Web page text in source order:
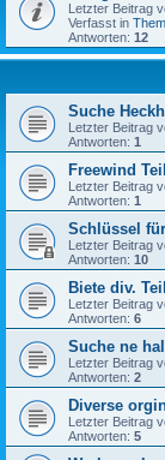
Letzter Beitrag
Verfasst in
Antworten: 12
Suche
Letzter Beitrag
Antworten: 1
Freewind
Letzter Beitrag
Antworten: 1
Schlüssel
Letzter Beitrag
Antworten: 10
Biete div.
Letzter Beitrag
Antworten: 6
Suche ne
Letzter Beitrag
Antworten: 2
Diverse
Letzter Beitrag
Antworten: 5